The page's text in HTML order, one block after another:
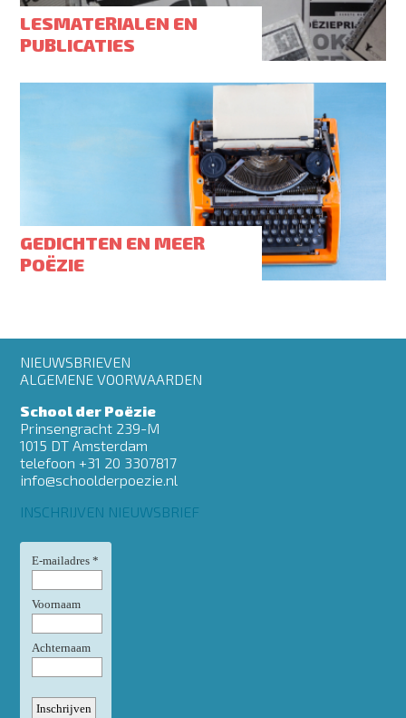
LESMATERIALEN EN
PUBLICATIES
GEDICHTEN EN MEER
POËZIE
Footer
menu
NIEUWSBRIEVEN
ALGEMENE VOORWAARDEN
School der Poëzie
Prinsengracht 239-M
1015 DT Amsterdam
telefoon +31 20 3307817
info@schoolderpoezie.nl
INSCHRIJVEN NIEUWSBRIEF